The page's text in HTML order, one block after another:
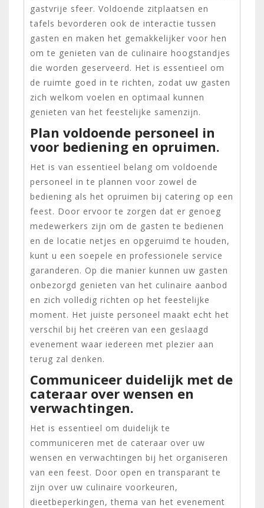
gastvrije sfeer. Voldoende zitplaatsen en
tafels bevorderen ook de interactie tussen
gasten en maken het gemakkelijker voor hen
om te genieten van de culinaire hoogstandjes
die worden geserveerd. Het is essentieel om
de ruimte goed in te richten, zodat uw gasten
zich welkom voelen en optimaal kunnen
genieten van het feestelijke samenzijn.
Plan voldoende personeel in
voor bediening en opruimen.
Het is van essentieel belang om voldoende
personeel in te plannen voor zowel de
bediening als het opruimen bij catering op een
feest. Door ervoor te zorgen dat er genoeg
medewerkers zijn om de gasten te bedienen
en de locatie netjes en opgeruimd te houden,
kunt u een soepele en professionele service
garanderen. Op die manier kunnen uw gasten
onbezorgd genieten van het culinaire aanbod
en zich volledig richten op het feestelijke
moment. Het juiste personeel maakt echt het
verschil bij het creëren van een geslaagd
evenement waar iedereen met plezier aan
terug zal denken.
Communiceer duidelijk met de
cateraar over wensen en
verwachtingen.
Het is essentieel om duidelijk te
communiceren met de cateraar over uw
wensen en verwachtingen bij het organiseren
van een feest. Door open en transparant te
zijn over uw culinaire voorkeuren,
dieetbeperkingen, thema van het evenement